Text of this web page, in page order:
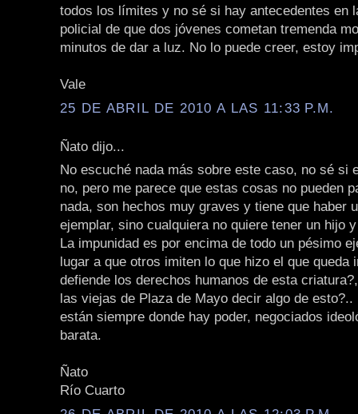
todos los límites y no sé si hay antecedentes en
policial de que dos jóvenes cometan tremenda
minutos de dar a luz. No lo puede creer, estoy
Vale
25 DE ABRIL DE 2010 A LAS 11:33 P.M.
Ñato dijo...
No escuché nada más sobre este caso, no sé si
no, pero me parece que estas cosas no pueden
nada, son hechos muy graves y tiene que haber
ejemplar, sino cualquiera no quiere tener un hijo
La impunidad es por encima de todo un pésimo
lugar a que otros imiten lo que hizo el que queda
defiende los derechos humanos de esta
las viejas de Plaza de Mayo decir algo de
están siempre donde hay poder, negociados
barata.
Ñato
Río Cuarto